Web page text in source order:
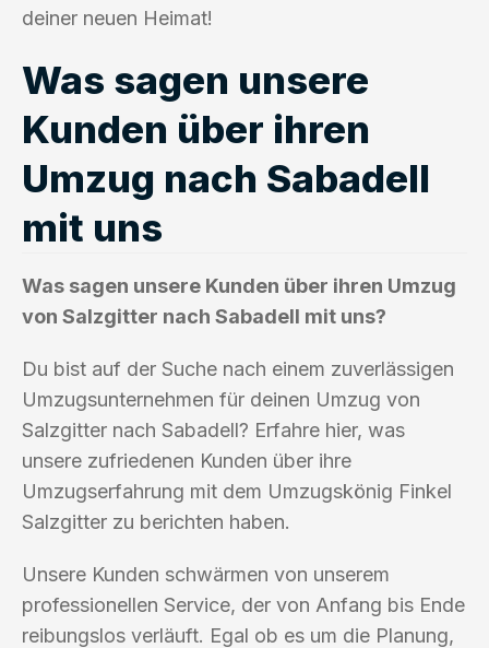
deiner neuen Heimat!
Was sagen unsere
Kunden über ihren
Umzug nach Sabadell
mit uns
Was sagen unsere Kunden über ihren Umzug
von Salzgitter nach Sabadell mit uns?
Du bist auf der Suche nach einem zuverlässigen
Umzugsunternehmen für deinen Umzug von
Salzgitter nach Sabadell? Erfahre hier, was
unsere zufriedenen Kunden über ihre
Umzugserfahrung mit dem Umzugskönig Finkel
Salzgitter zu berichten haben.
Unsere Kunden schwärmen von unserem
professionellen Service, der von Anfang bis Ende
reibungslos verläuft. Egal ob es um die Planung,